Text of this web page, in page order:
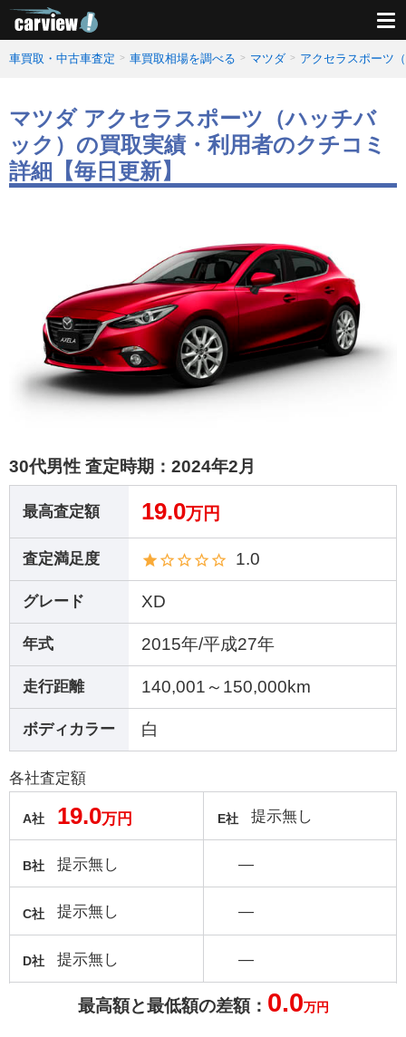
車買取・中古車査定 車買取相場を調べる マツダ アクセラスポーツ
マツダ アクセラスポーツ（ハッチバ
ック）の買取実績・利用者のクチコミ
詳細【毎日更新】
30代男性 査定時期： 2024年2月
最高査定額 19.0万円
査定満足度 1.0
グレード XD
年式 2015年/平成27年
走行距離 140,001～150,000km
ボディカラー 白
各社査定額
A社 19.0万円
B社 提示無し
C社 提示無し
D社 提示無し
E社 提示無し
―
―
―
最高額と最低額の差額： 0.0万円